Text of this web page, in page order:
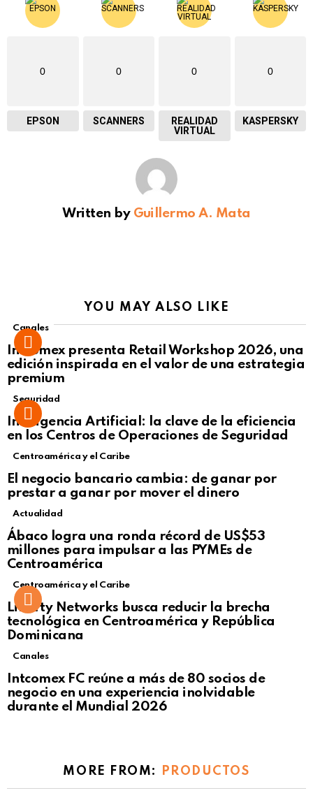
0
EPSON
0
SCANNERS
0
REALIDAD
VIRTUAL
0
KASPERSKY
Written by Guillermo A. Mata
YOU MAY ALSO LIKE
Canales
Intcomex presenta Retail Workshop 2026, una
edición inspirada en el valor de una estrategia
premium
Seguridad
Inteligencia Artificial: la clave de la eficiencia
en los Centros de Operaciones de Seguridad
Centroamérica y el Caribe
El negocio bancario cambia: de ganar por
prestar a ganar por mover el dinero
Not Safe For Work
Click to view this post
Actualidad
Ábaco logra una ronda récord de US$53
millones para impulsar a las PYMEs de
Centroamérica
Centroamérica y el Caribe
Liberty Networks busca reducir la brecha
tecnológica en Centroamérica y República
Dominicana
Canales
Intcomex FC reúne a más de 80 socios de
negocio en una experiencia inolvidable
durante el Mundial 2026
MORE FROM: PRODUCTOS